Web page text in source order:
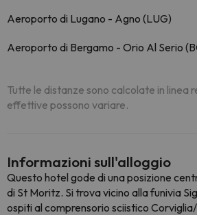
Aeroporto di Lugano - Agno (LUG)
Aeroporto di Bergamo - Orio Al Serio
Tutte le distanze sono calcolate in linea
effettive possono variare.
Informazioni sull'alloggio
Questo hotel gode di una posizione
di St Moritz. Si trova vicino alla funivia
ospiti al comprensorio sciistico